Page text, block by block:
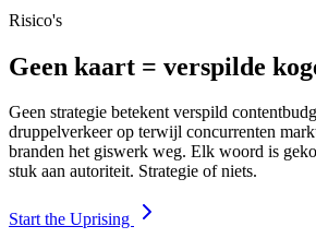
Risico's
Geen kaart = verspilde
Geen strategie betekent verspild
druppelverkeer op terwijl concurrenten
branden het giswerk weg. Elk woord is
stuk aan autoriteit. Strategie of niets.
Start the Uprising